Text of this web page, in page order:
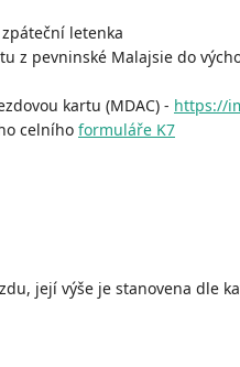
letenka
pevninské Malajsie do
kartu (MDAC) - https://
celního formuláře K7
její výše je stanovena dle